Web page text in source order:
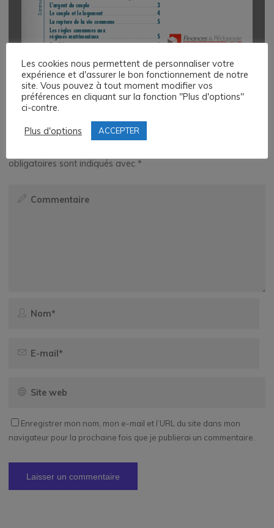
1/6
Laisser un commentaire
obligatoires sont indiqués avec *
Enregistrer mon nom, mon e-mail et l’URL du site dans mon
navigateur pour la prochaine fois que je publierai un commentaire.
Les cookies nous permettent de personnaliser votre
expérience et d'assurer le bon fonctionnement de notre
site. Vous pouvez à tout moment modifier vos
préférences en cliquant sur la fonction "Plus d'options"
ci-contre.
Plus d'options
ACCEPTER